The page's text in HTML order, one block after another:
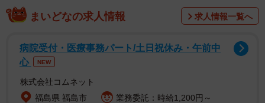
口座の名義人が亡くなった場合の手続きの流れ
は、以下の通りです。
【1】預金口座を確認する
まいどなの求人情報 求人情報一覧へ
病院受付・医療事務パート/土日祝休み・午前中
心
NEW
株式会社コムネット
福島県 福島市
業務委託：時給1,200円～